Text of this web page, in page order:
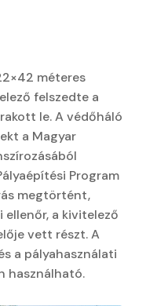
méteres
felszedte a
le. A védőháló
a Magyar
Program
megtörtént,
ellenőr, a kivitelező
vett részt. A
a pályahasználati
használható.